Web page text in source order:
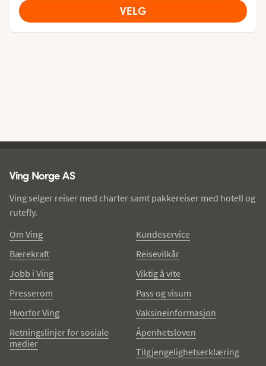
VELG
Ving Norge AS
Ving selger reiser med charter samt pakkereiser med hotell og
rutefly.
Om Ving
Bærekraft
Jobb i Ving
Presserom
Hvorfor Ving
Retningslinjer for sosiale
medier
Kundeservice
Reisevilkår
Viktig å vite
Pass og visum
Vaksineinformasjon
Åpenhetsloven
Tilgjengelighetserklæring